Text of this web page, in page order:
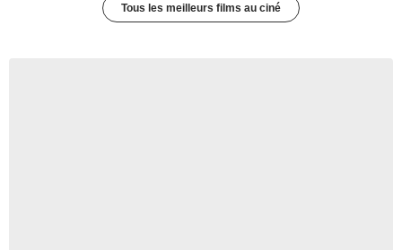
Tous les meilleurs films au ciné